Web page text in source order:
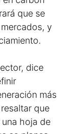
que se
y
dice
más
que
hoja de